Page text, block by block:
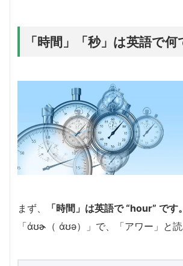
「時間」「秒」は英語で何
まず、 「時間」は英語で “hour” です。
「άʊɚ（ άʊə）」で、「アワー」と読